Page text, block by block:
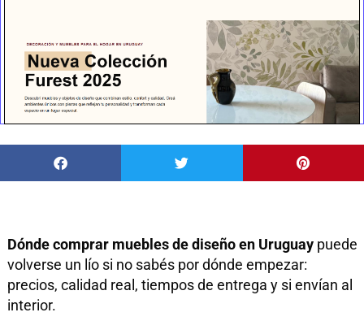
Dónde comprar muebles de diseño en Uruguay puede
volverse un lío si no sabés por dónde empezar:
precios, calidad real, tiempos de entrega y si envían al
interior.